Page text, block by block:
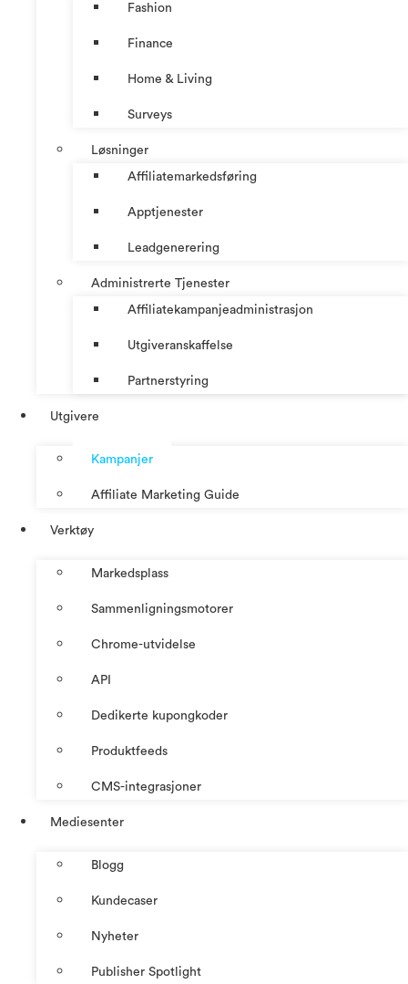
Fashion
Finance
Home & Living
Surveys
Løsninger
Affiliatemarkedsføring
Apptjenester
Leadgenerering
Administrerte Tjenester
Affiliatekampanjeadministrasjon
Utgiveranskaffelse
Partnerstyring
Utgivere
Kampanjer
Affiliate Marketing Guide
Verktøy
Markedsplass
Sammenligningsmotorer
Chrome-utvidelse
API
Dedikerte kupongkoder
Produktfeeds
CMS-integrasjoner
Mediesenter
Blogg
Kundecaser
Nyheter
Publisher Spotlight